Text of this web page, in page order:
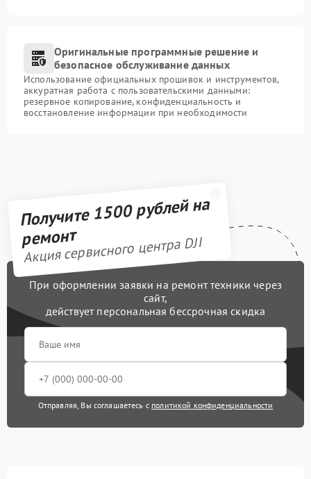
Оригинальные программные решение и
безопасное обслуживание данных
Использование официальных прошивок и инструментов,
аккуратная работа с пользовательскими данными:
резервное копирование, конфиденциальность и
восстановление информации при необходимости
Получите 1500 рублей на
ремонт
Акция сервисного центра DJI
При оформлении заявки на ремонт техники через
сайт,
действует персональная бессрочная скидка
Отправляя, Вы соглашаетесь с политикой конфиденциальности